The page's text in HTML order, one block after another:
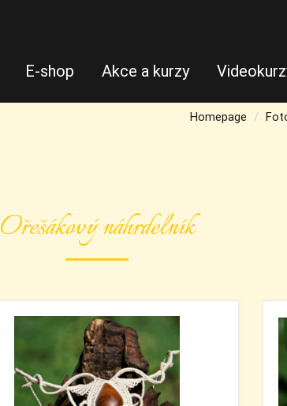
E-shop Akce a kurzy
Homepage
Ořešákový náhrdelník